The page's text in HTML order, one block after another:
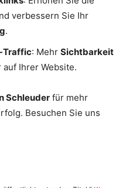
verbessern Sie Ihr
.
Traffic: Mehr Sichtbarkeit
Ihrer Website.
Schleuder für mehr
Besuchen Sie uns